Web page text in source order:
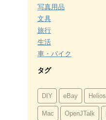
写真用品
文具
旅行
生活
車・バイク
タグ
DIY eBay Helios
Mac OpenJTalk